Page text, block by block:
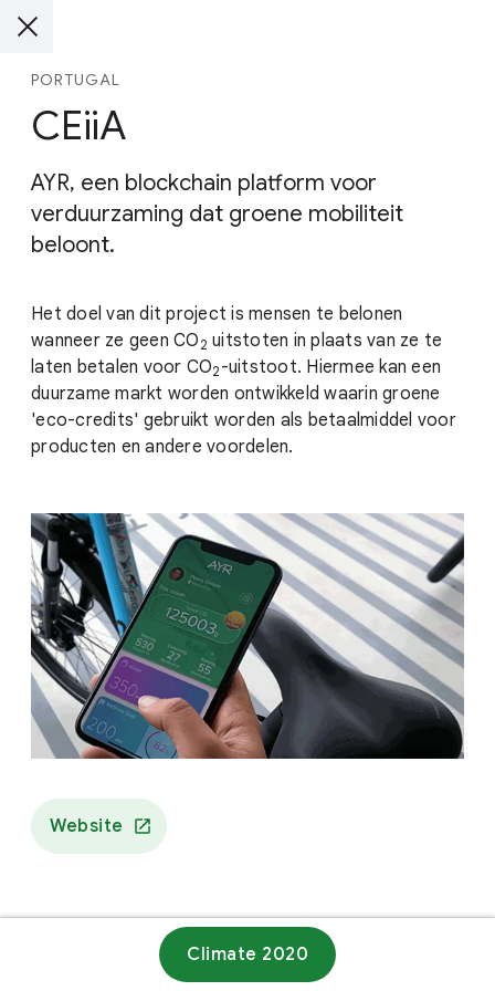
PORTUGAL
CEiiA
AYR, een blockchain platform voor
verduurzaming dat groene mobiliteit
beloont.
Het doel van dit project is mensen te belonen
wanneer ze geen CO 2 uitstoten in plaats van ze te
laten betalen voor CO2 -uitstoot. Hiermee kan een
duurzame markt worden ontwikkeld waarin groene
'eco-credits' gebruikt worden als betaalmiddel voor
producten en andere voordelen.
Website
Climate 2020